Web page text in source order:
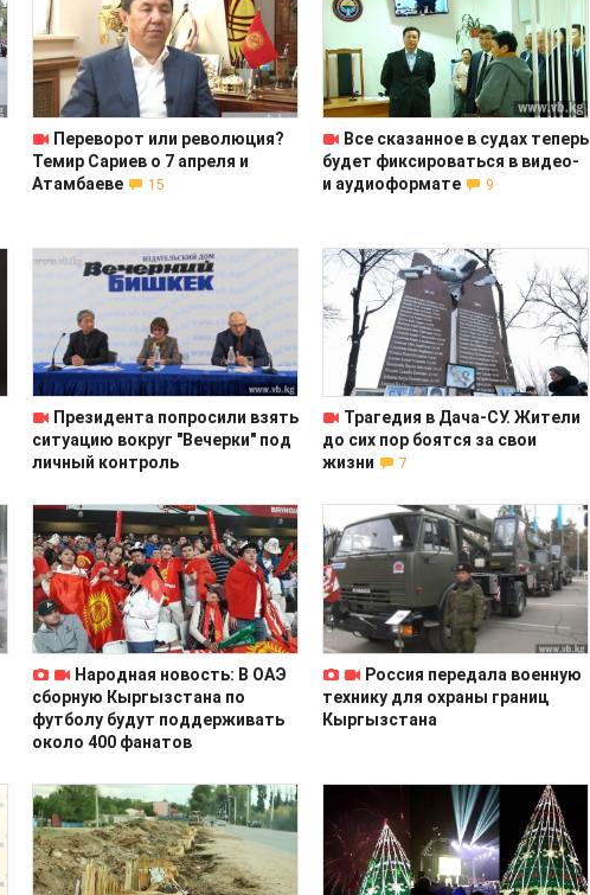
Переворот или революция?
Темир Сариев о 7 апреля и
Атамбаеве
15
Все сказанное в судах теперь
будет фиксироваться в видео-
и аудиоформате
9
Президента попросили взять
ситуацию вокруг "Вечерки" под
личный контроль
Трагедия в Дача-СУ. Жители
до сих пор боятся за свои
жизни
7
Народная новость: В ОАЭ
сборную Кыргызстана по
футболу будут поддерживать
около 400 фанатов
Россия передала военную
технику для охраны границ
Кыргызстана